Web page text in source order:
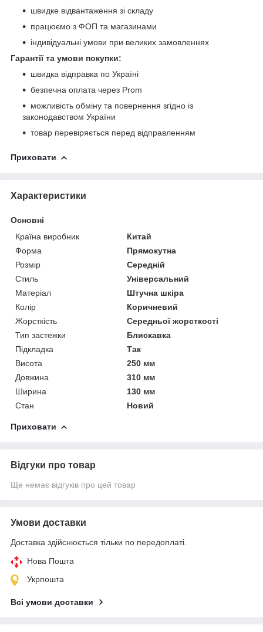
швидке відвантаження зі складу
працюємо з ФОП та магазинами
індивідуальні умови при великих замовленнях
Гарантії та умови покупки:
швидка відправка по Україні
безпечна оплата через Prom
можливість обміну та повернення згідно із
законодавством України
товар перевіряється перед відправленням
Приховати
Характеристики
Основні
Країна виробник
Китай
Форма
Прямокутна
Розмір
Середній
Стиль
Універсальний
Матеріал
Штучна шкіра
Колір
Коричневий
Жорсткість
Середньої жорсткості
Тип застежки
Блискавка
Підкладка
Так
Висота
250 мм
Довжина
310 мм
Ширина
130 мм
Стан
Новий
Приховати
Відгуки про товар
Ще немає відгуків про цей товар
Умови доставки
Доставка здійснюється тільки по передоплаті.
Нова Пошта
Укрпошта
Всі умови доставки